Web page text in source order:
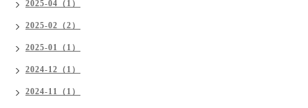
2025-04（1）
2025-02（2）
2025-01（1）
2024-12（1）
2024-11（1）